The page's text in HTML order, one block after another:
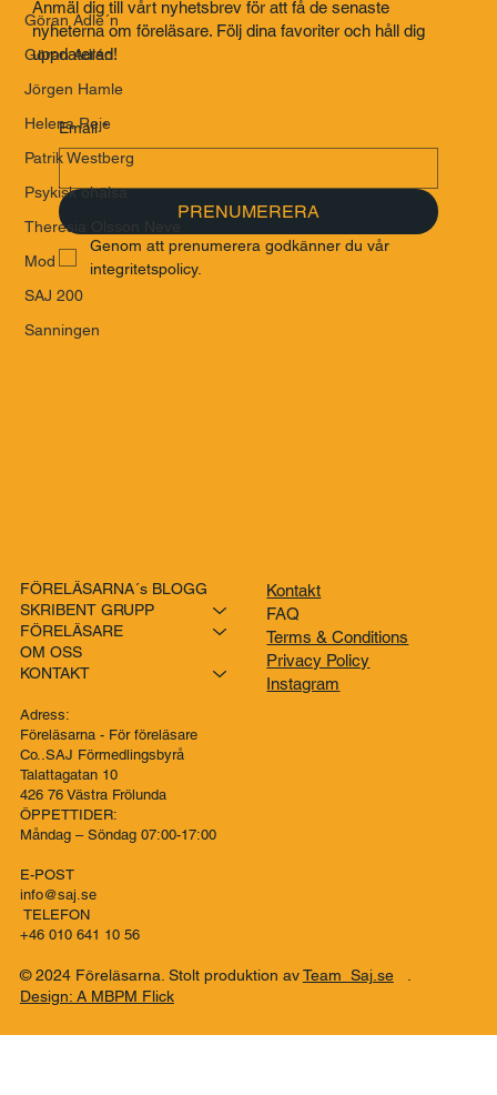
Göran Adle´n
Göran Adlén
Jörgen Hamle
Helena Reje
Patrik Westberg
Psykisk ohälsa
Theresia Olsson Neve
Mod
SAJ 200
Sanningen
Anmäl dig till vårt nyhetsbrev för att få de senaste
nyheterna om föreläsare. Följ dina favoriter och håll dig
uppdaterad!
Email *
PRENUMERERA
Genom att prenumerera godkänner du vår
integritetspolicy.
FÖRELÄSARNA´s BLOGG
SKRIBENT GRUPP
FÖRELÄSARE
OM OSS
KONTAKT
Adress:
Föreläsarna - För föreläsare
Co..SAJ Förmedlingsbyrå
Talattagatan 10
426 76 Västra Frölunda
ÖPPETTIDER:
Måndag – Söndag 07:00-17:00
E-POST
info@saj.se
TELEFON
+46 010 641 10 56
Kontakt
FAQ
Terms & Conditions
Privacy Policy
Instagram
© 2024 Föreläsarna. Stolt produktion avTeam Saj.se.
Design: A MBPM Flick